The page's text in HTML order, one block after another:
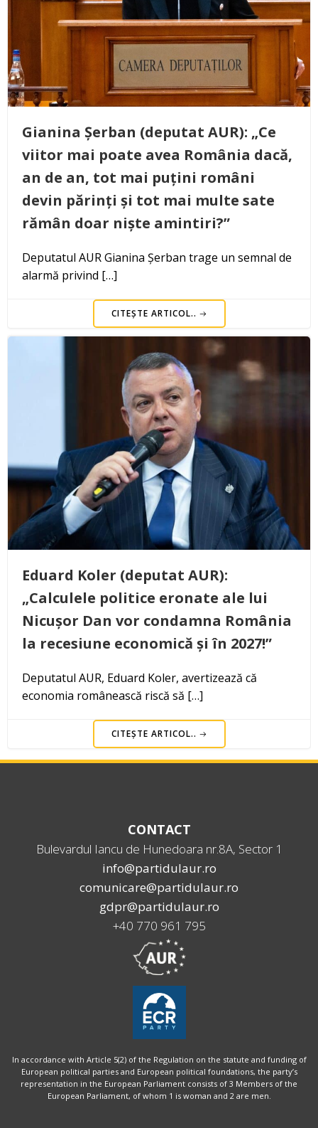
Gianina Șerban (deputat AUR): „Ce
viitor mai poate avea România dacă,
an de an, tot mai puțini români
devin părinți și tot mai multe sate
rămân doar niște amintiri?”
Deputatul AUR Gianina Șerban trage un semnal de
alarmă privind […]
CITEȘTE ARTICOL..
Eduard Koler (deputat AUR):
„Calculele politice eronate ale lui
Nicușor Dan vor condamna România
la recesiune economică și în 2027!”
Deputatul AUR, Eduard Koler, avertizează că
economia românească riscă să […]
CITEȘTE ARTICOL..
CONTACT
Bulevardul Iancu de Hunedoara nr.8A, Sector 1
info@partidulaur.ro
comunicare@partidulaur.ro
gdpr@partidulaur.ro
+40 770 961 795
In accordance with Article 5(2) of the Regulation on the statute and funding of
European political parties and European political foundations, the party’s
representation in the European Parliament consists of 3 Members of the
European Parliament, of whom 1 is woman and 2 are men.